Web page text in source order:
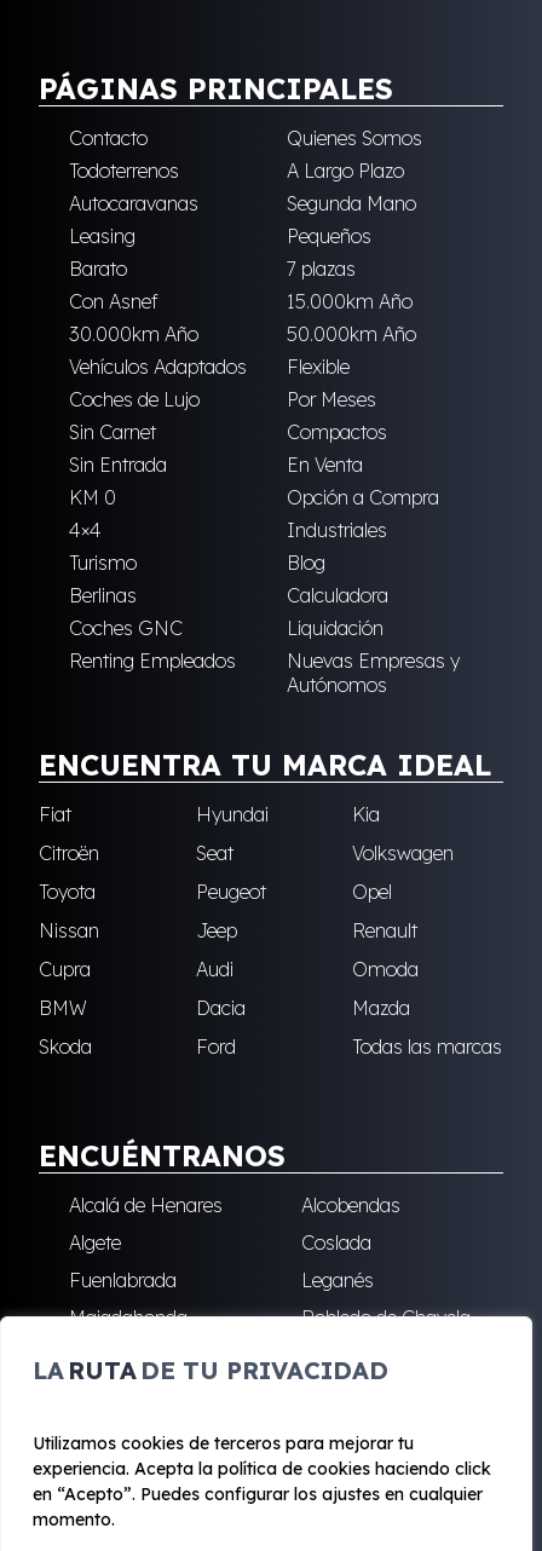
LA RUTA DE TU PRIVACIDAD
Utilizamos cookies de terceros para mejorar tu
experiencia. Acepta la política de cookies haciendo click
en “Acepto”. Puedes configurar los ajustes en cualquier
momento.
PÁGINAS PRINCIPALES
Contacto
Quienes Somos
Todoterrenos
A Largo Plazo
Autocaravanas
Segunda Mano
Leasing
Pequeños
Barato
7 plazas
Con Asnef
15.000km Año
30.000km Año
50.000km Año
Vehículos Adaptados
Flexible
Coches de Lujo
Por Meses
Sin Carnet
Compactos
Sin Entrada
En Venta
KM 0
Opción a Compra
4×4
Industriales
Turismo
Blog
Berlinas
Calculadora
Coches GNC
Liquidación
Renting Empleados
Nuevas Empresas y
Autónomos
ENCUENTRA TU MARCA IDEAL
Fiat Hyundai
Kia
Citroën
Seat
Volkswagen
Toyota
Peugeot
Opel
Nissan
Jeep
Renault
Cupra
Audi
Omoda
BMW
Dacia
Mazda
Skoda
Ford Todas las marcas
ENCUÉNTRANOS
Alcalá de Henares
Alcobendas
Algete
Coslada
Fuenlabrada
Leganés
Majadahonda
Robledo de Chavela
Reyes
© 2020 - 2026 Renting Mad
Aviso legal y Privacidad